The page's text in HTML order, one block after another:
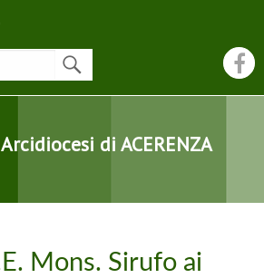
Arcidiocesi di ACERENZA
Mons. Sirufo ai